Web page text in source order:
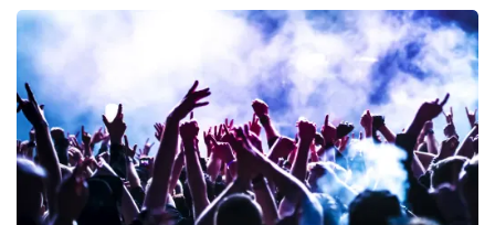
Teddy Swims
BESTEL NU